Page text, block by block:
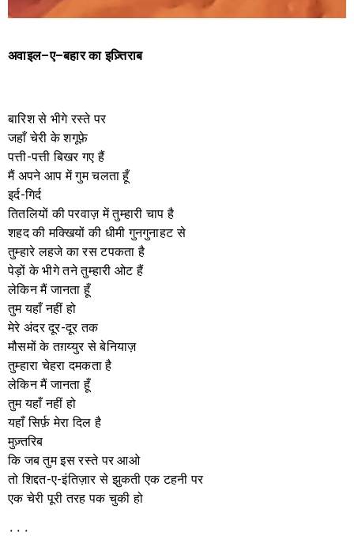
अवाइल–ए–बहार का इज़्तिराब
बारिश से भीगे रस्ते पर
जहाँ चेरी के शगूफ़े
पत्ती-पत्ती बिखर गए हैं
मैं अपने आप में गुम चलता हूँ
इर्द-गिर्द
तितलियों की परवाज़ में तुम्हारी चाप है
शहद की मक्खियों की धीमी गुनगुनाहट से
तुम्हारे लहजे का रस टपकता है
पेड़ों के भीगे तने तुम्हारी ओट हैं
लेकिन मैं जानता हूँ
तुम यहाँ नहीं हो
मेरे अंदर दूर-दूर तक
मौसमों के तग़य्युर से बेनियाज़
तुम्हारा चेहरा दमकता है
लेकिन मैं जानता हूँ
तुम यहाँ नहीं हो
यहाँ सिर्फ़ मेरा दिल है
मुज़्तरिब
कि जब तुम इस रस्ते पर आओ
तो शिद्दत-ए-इंतिज़ार से झुकती एक टहनी पर
एक चेरी पूरी तरह पक चुकी हो
٠٠٠